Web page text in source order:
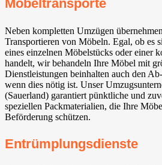
Möbeltransporte
Neben kompletten Umzügen
Transportieren von Möbeln. Egal, ob es
eines einzelnen Möbelstücks oder einer
handelt, wir behandeln Ihre Möbel mit
Dienstleistungen beinhalten auch den
wenn dies nötig ist. Unser
(Sauerland) garantiert pünktliche und
speziellen Packmaterialien, die Ihre
Beförderung schützen.
Entrümplungsdienste